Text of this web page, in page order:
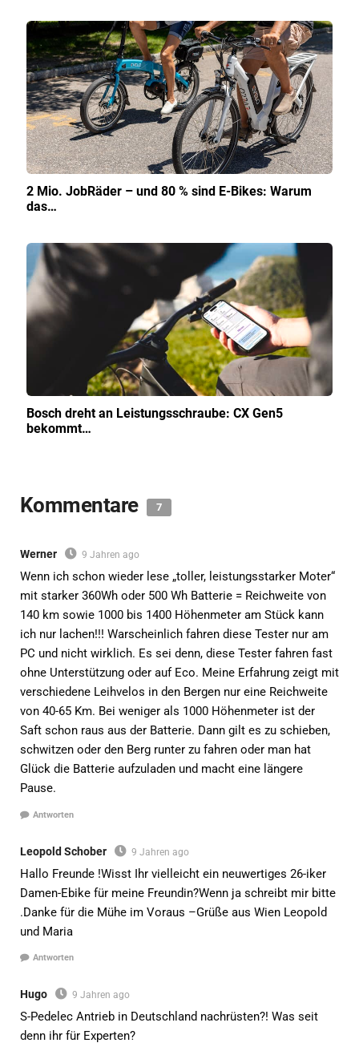
2 Mio. JobRäder – und 80 % sind E-Bikes: Warum
das…
Bosch dreht an Leistungsschraube: CX Gen5
bekommt…
Kommentare 7
Werner 9 Jahren ago
Wenn ich schon wieder lese „toller, leistungsstarker Moter“
mit starker 360Wh oder 500 Wh Batterie = Reichweite von
140 km sowie 1000 bis 1400 Höhenmeter am Stück kann
ich nur lachen!!! Warscheinlich fahren diese Tester nur am
PC und nicht wirklich. Es sei denn, diese Tester fahren fast
ohne Unterstützung oder auf Eco. Meine Erfahrung zeigt mit
verschiedene Leihvelos in den Bergen nur eine Reichweite
von 40-65 Km. Bei weniger als 1000 Höhenmeter ist der
Saft schon raus aus der Batterie. Dann gilt es zu schieben,
schwitzen oder den Berg runter zu fahren oder man hat
Glück die Batterie aufzuladen und macht eine längere
Pause.
Antworten
Leopold Schober 9 Jahren ago
Hallo Freunde !Wisst Ihr vielleicht ein neuwertiges 26-iker
Damen-Ebike für meine Freundin?Wenn ja schreibt mir bitte
.Danke für die Mühe im Voraus –Grüße aus Wien Leopold
und Maria
Antworten
Hugo 9 Jahren ago
S-Pedelec Antrieb in Deutschland nachrüsten?! Was seit
denn ihr für Experten?